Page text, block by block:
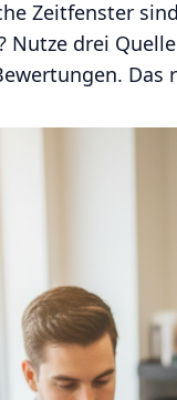
Zeitfenster
Nutze drei